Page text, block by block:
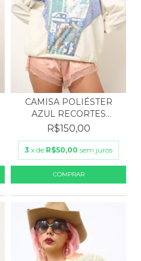
CAMISA POLIÉSTER
AZUL RECORTES
VINTAGE
R$150,00
3 x de R$50,00 sem juros